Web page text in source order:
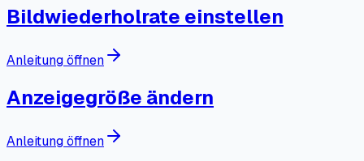
Bildwiederholrate einstellen
Anleitung öffnen
Anzeigegröße ändern
Anleitung öffnen